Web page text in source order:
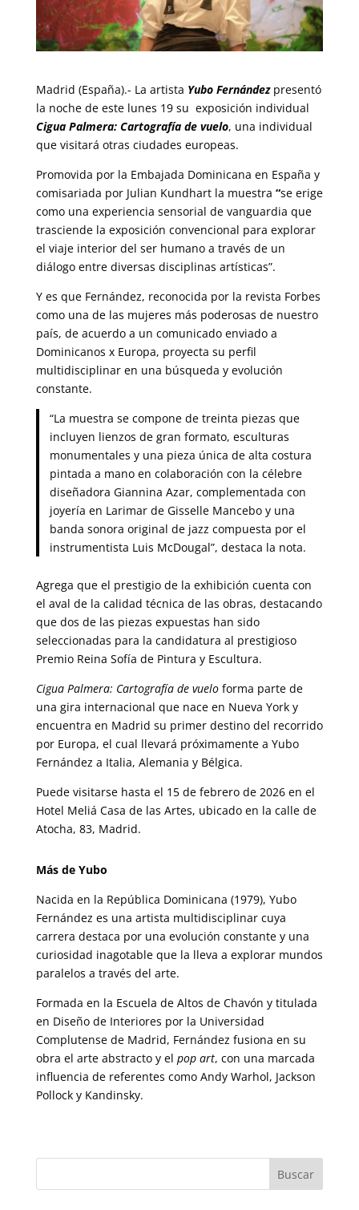
Madrid (España).- La artista Yubo Fernández presentó
la noche de este lunes 19 su exposición individual
Cigua Palmera: Cartografía de vuelo, una individual
que visitará otras ciudades europeas.
Promovida por la Embajada Dominicana en España y
comisariada por Julian Kundhart la muestra “se erige
como una experiencia sensorial de vanguardia que
trasciende la exposición convencional para explorar
el viaje interior del ser humano a través de un
diálogo entre diversas disciplinas artísticas”.
Y es que Fernández, reconocida por la revista Forbes
como una de las mujeres más poderosas de nuestro
país, de acuerdo a un comunicado enviado a
Dominicanos x Europa, proyecta su perfil
multidisciplinar en una búsqueda y evolución
constante.
“La muestra se compone de treinta piezas que
incluyen lienzos de gran formato, esculturas
monumentales y una pieza única de alta costura
pintada a mano en colaboración con la célebre
diseñadora Giannina Azar, complementada con
joyería en Larimar de Gisselle Mancebo y una
banda sonora original de jazz compuesta por el
instrumentista Luis McDougal”, destaca la nota.
Agrega que el prestigio de la exhibición cuenta con
el aval de la calidad técnica de las obras, destacando
que dos de las piezas expuestas han sido
seleccionadas para la candidatura al prestigioso
Premio Reina Sofía de Pintura y Escultura.
Cigua Palmera: Cartografía de vuelo forma parte de
una gira internacional que nace en Nueva York y
encuentra en Madrid su primer destino del recorrido
por Europa, el cual llevará próximamente a Yubo
Fernández a Italia, Alemania y Bélgica.
Puede visitarse hasta el 15 de febrero de 2026 en el
Hotel Meliá Casa de las Artes, ubicado en la calle de
Atocha, 83, Madrid.
Más de Yubo
Nacida en la República Dominicana (1979), Yubo
Fernández es una artista multidisciplinar cuya
carrera destaca por una evolución constante y una
curiosidad inagotable que la lleva a explorar mundos
paralelos a través del arte.
Formada en la Escuela de Altos de Chavón y titulada
en Diseño de Interiores por la Universidad
Complutense de Madrid, Fernández fusiona en su
obra el arte abstracto y el pop art, con una marcada
influencia de referentes como Andy Warhol, Jackson
Pollock y Kandinsky.